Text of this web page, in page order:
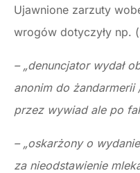
Ujawnione zarzuty
wrogów dotyczyły np.
– „denuncjator wydał
anonim do
przez wywiad ale po
– „oskarżony o
za nieodstawienie